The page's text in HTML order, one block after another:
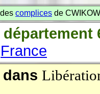
des complices de
département
France